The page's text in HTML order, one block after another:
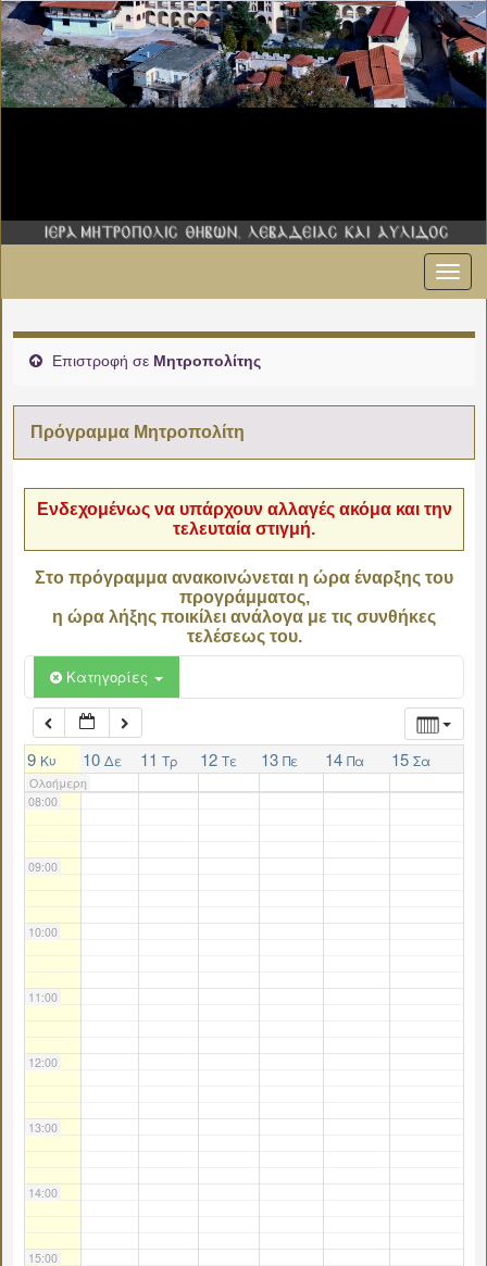
Επιστροφή σε Μητροπολίτης
Πρόγραμμα Μητροπολίτη
Ενδεχομένως να υπάρχουν αλλαγές ακόμα και την
τελευταία στιγμή.
Στο πρόγραμμα ανακοινώνεται η ώρα έναρξης του
προγράμματος,
η ώρα λήξης ποικίλει ανάλογα με τις συνθήκες
τελέσεως του.
Κατηγορίες
9 Κυ 10 Δε 11 Τρ 12 Τε 13 Πε 14 Πα 15 Σα
Ολοήμερη
02:00
06:00
07:00
08:00
09:00
10:00
11:00
12:00
13:00
14:00
15:00